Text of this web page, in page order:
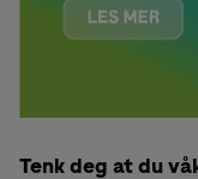
Tenk deg at du